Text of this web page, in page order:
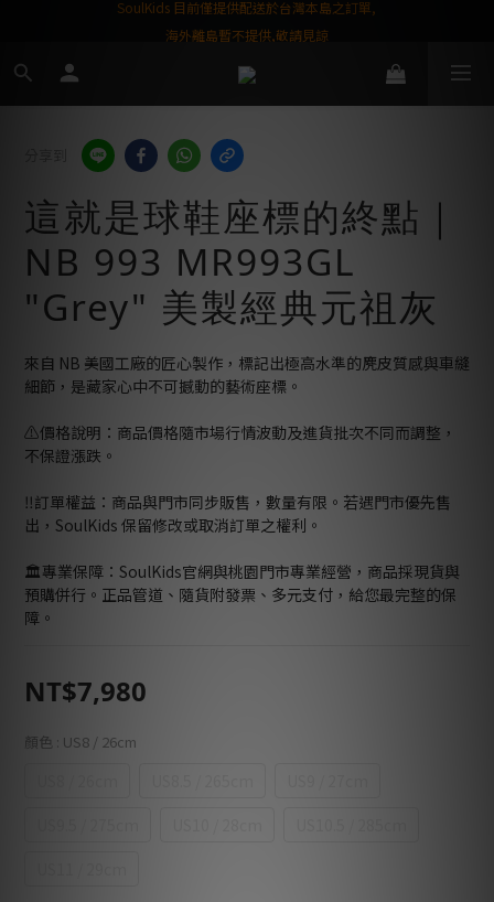
這就是球鞋座標的終點｜
NB 993 MR993GL
"Grey" 美製經典元祖灰
來自 NB 美國工廠的匠心製作，標記出極高水準的麂皮質感與車縫
細節，是藏家心中不可撼動的藝術座標。
⚠️價格說明：商品價格隨市場行情波動及進貨批次不同而調整，
不保證漲跌。
‼️訂單權益：商品與門市同步販售，數量有限。若遇門市優先售
出，SoulKids 保留修改或取消訂單之權利。
🏛️專業保障：SoulKids官網與桃園門市專業經營，商品採現貨與
預購併行。正品管道、隨貨附發票、多元支付，給您最完整的保
障。
NT$7,980
顏色 : US8 / 26cm
屬購物金❤️
SoulKids 目前僅提供配送於台灣本島之訂單,
海外離島暫不提供,敬請見諒